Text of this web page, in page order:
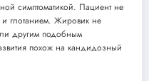
симптоматикой. Пациент не
и глотанием. Жировик не
другим подобным
похож на кандидозный